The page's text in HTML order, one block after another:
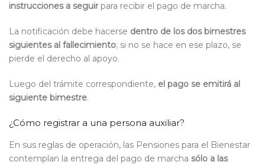
instrucciones a seguirpara recibir el pago de marcha.
La notificación debe hacerse dentro de los dos bimestres
siguientes al fallecimiento; si no se hace en ese plazo, se
pierde el derecho al apoyo.
Luego del trámite correspondiente, el pago se emitirá al
siguiente bimestre.
¿Cómo registrar a una persona auxiliar?
En sus reglas de operación, las Pensiones para el Bienestar
contemplan la entrega del pago de marcha sólo a las